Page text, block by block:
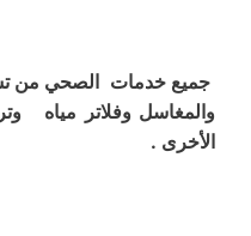
جميع خدمات الصحي من
والمغاسل وفلاتر مياه
الأخرى .